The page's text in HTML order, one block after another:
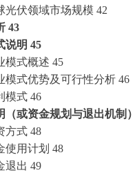
光伏领域市场规模 42
43
说明 45
模式概述 45
模式优势及可行性分析 46
模式 46
（或资金规划与退出机制）
方式 48
使用计划 48
退出 49